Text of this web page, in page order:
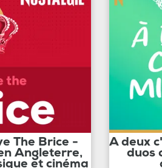
The Brice -
Angleterre,
et cinéma
A deux
duos